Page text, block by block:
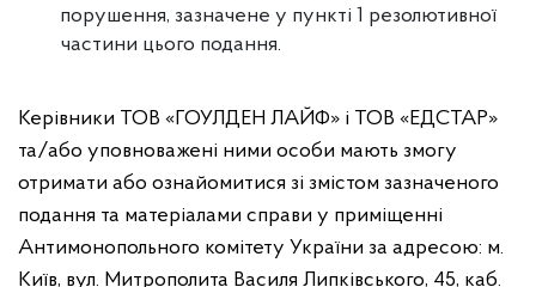
порушення, зазначене у пункті 1 резолютивної
частини цього подання.
Керівники ТОВ «ГОУЛДЕН ЛАЙФ» і ТОВ «ЕДСТАР»
та/або уповноважені ними особи мають змогу
отримати або ознайомитися зі змістом зазначеного
подання та матеріалами справи у приміщенні
Антимонопольного комітету України за адресою: м.
Київ, вул. Митрополита Василя Липківського, 45, каб.